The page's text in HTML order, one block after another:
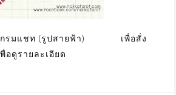
มแชท (รูปสายฟ้า) เพื่อสั่ง
อดูรายละเอียด